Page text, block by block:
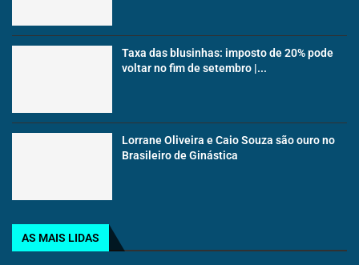
Taxa das blusinhas: imposto de 20% pode
voltar no fim de setembro |...
Lorrane Oliveira e Caio Souza são ouro no
Brasileiro de Ginástica
AS MAIS LIDAS